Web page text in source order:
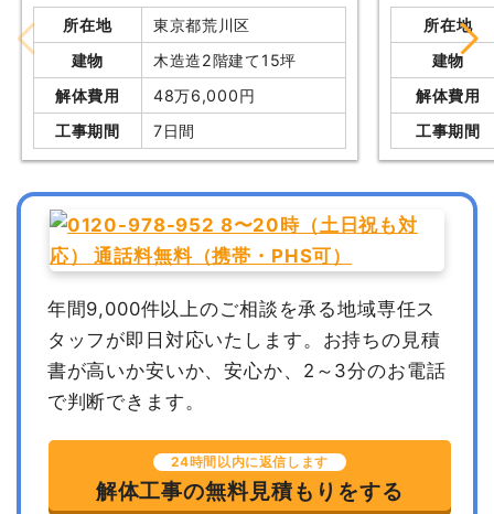
所在地
東京都荒川区
建物
木造造2階建て15坪
解体費用
48万6,000円
工事期間
7日間
所在地
建物
解体費用
工事期間
年間9,000件以上のご相談を承る地域専任ス
タッフが即日対応いたします。 お持ちの見積
書が高いか安いか、安心か、2～3分のお電話
で判断できます。
24時間以内に返信します
解体工事の無料見積もりをする